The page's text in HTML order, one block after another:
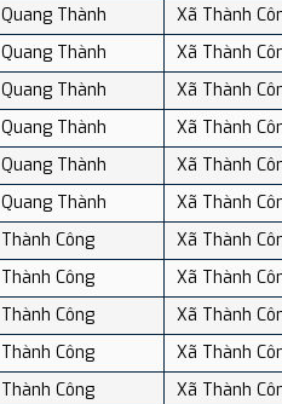
Quang Thành
Xã Thành
Quang Thành
Xã Thành
Quang Thành
Xã Thành
Quang Thành
Xã Thành
Quang Thành
Xã Thành
Quang Thành
Xã Thành
Thành Công
Xã Thành
Thành Công
Xã Thành
Thành Công
Xã Thành
Thành Công
Xã Thành
Thành Công
Xã Thành